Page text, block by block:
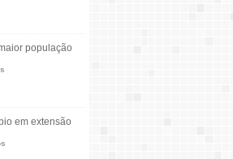
população
em extensão